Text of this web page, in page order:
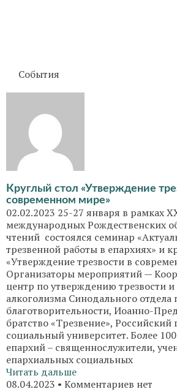
События
Круглый стол «Утверждение
современном мире»
02.02.2023 25-27 января в рамках
международных Рождественских
чтений состоялся семинар
трезвенной работы в епархиях» и
«Утверждение трезвости в
Организаторы мероприятий —
центр по утверждению трезвости
алкоголизма Синодального отдела
благотворительности, Иоанно-
братство «Трезвение»,
социальный университет. Более
епархий – священнослужители,
епархиальных социальных
Читать дальше
08.04.2023
Комментариев нет